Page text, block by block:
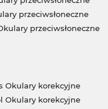
przeciwsłoneczne
przeciwsłoneczne
Okulary korekcyjne
Okulary korekcyjne